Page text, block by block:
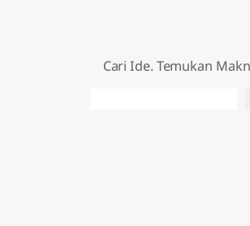
Cari Ide. Temukan